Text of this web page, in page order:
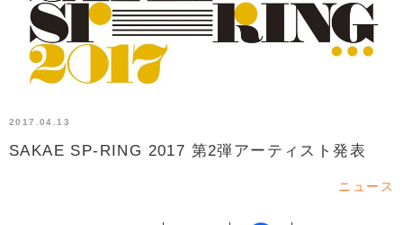
2017.04.13
SAKAE SP-RING 2017 第2弾アーティスト発表
ニュース